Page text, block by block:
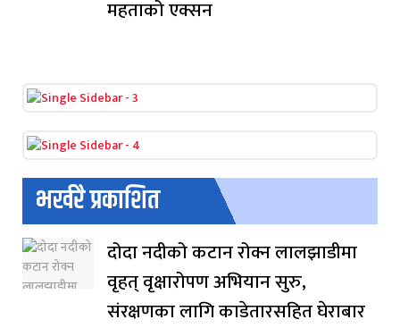
महताको एक्सन
भर्खरै प्रकाशित
दोदा नदीको कटान रोक्न लालझाडीमा
वृहत् वृक्षारोपण अभियान सुरु,
संरक्षणका लागि काडेतारसहित घेराबार